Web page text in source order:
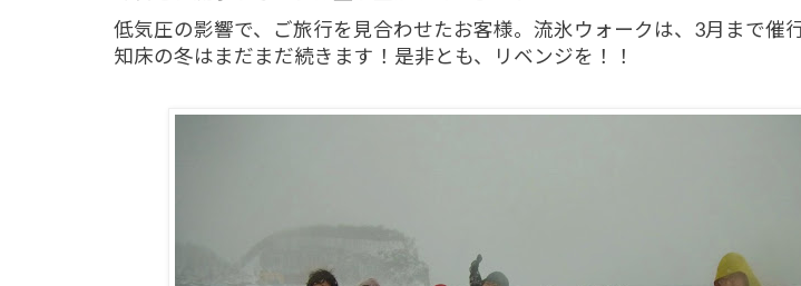
低気圧の影響で、ご旅行を見合わせたお客様。流氷ウォークは、3月まで催
知床の冬はまだまだ続きます！是非とも、リベンジを！！